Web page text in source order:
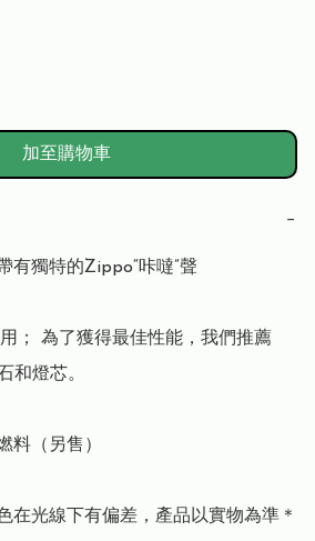
加至購物車
−
有獨特的Zippo“咔噠”聲
； 為了獲得最佳性能，我們推薦
和燈芯。
料（另售）
在光線下有偏差，產品以實物為準＊